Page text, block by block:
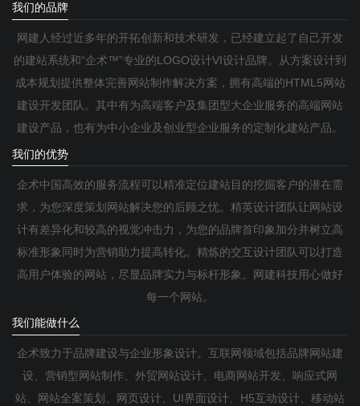
我们的品牌
网建人经过近多年的开拓创新和技术研发，已经建立起了自己开发
的建站系统和“企术™”专业的LOGO设计VI设计品牌。从方案设计到
成本规划提供整体完善网站制作解决方案，拥有高端的HTML5网站
建设开发团队。其中有为高端客户及集团型大企业服务的高端网站
建设产品，也有为中小企业及创业型企业服务的定制化建站产品。
我们的优势
企术中国高效的服务流程可以精准定位建站目的挖掘客户的潜在需
求，为您深度策划网站解决您的后顾之忧。精英设计团队让网站设
计有差异化和较高的视觉冲击力，为您的品牌首印象加分并树立高
标准形象同时为营销助力提高转化。精炼的交互设计团队可以打造
高用户体验的网站，尽显品牌实力与标杆形象。网建科技用心做好
每一个网站。
我们能做什么
企术致力于品牌建设与企业形象设计。互联网领域包括品牌网站建
设、营销型网站制作、外贸网站设计、电商网站开发、响应式网
站、网站全案策划、网页设计、UI界面设计、H5互动设计、移动站